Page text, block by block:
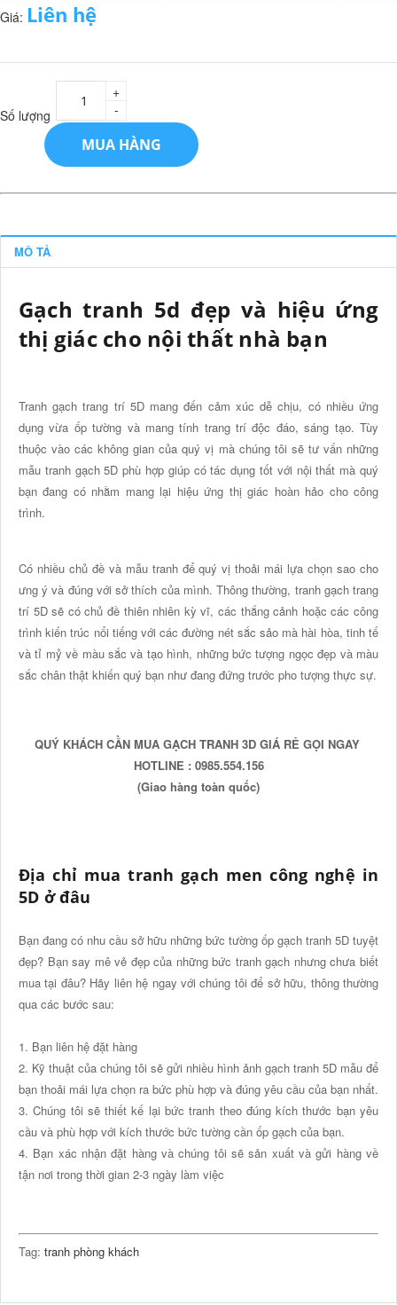
Giá: Liên hệ
Số lượng -
+
MUA HÀNG
MÔ TẢ
Gạch tranh 5d đẹp và hiệu ứng
thị giác cho nội thất nhà bạn
Tranh gạch trang trí 5D mang đến cảm xúc dễ chịu, có nhiều ứng
dụng vừa ốp tường và mang tính trang trí độc đáo, sáng tạo. Tùy
thuộc vào các không gian của quý vị mà chúng tôi sẽ tư vấn những
mẫu tranh gạch 5D phù hợp giúp có tác dụng tốt với nội thất mà quý
bạn đang có nhằm mang lại hiệu ứng thị giác hoàn hảo cho công
trình.
Có nhiều chủ đề và mẫu tranh để quý vị thoải mái lựa chọn sao cho
ưng ý và đúng với sở thích của mình. Thông thường, tranh gạch trang
trí 5D sẽ có chủ đề thiên nhiên kỳ vĩ, các thắng cảnh hoặc các công
trình kiến trúc nổi tiếng với các đường nét sắc sảo mà hài hòa, tinh tế
và tỉ mỷ về màu sắc và tạo hình, những bức tượng ngọc đẹp và màu
sắc chân thật khiến quý bạn như đang đứng trước pho tượng thực sự.
QUÝ KHÁCH CẦN MUA GẠCH TRANH 3D GIÁ RẺ GỌI NGAY
HOTLINE : 0985.554.156
(Giao hàng toàn quốc)
Địa chỉ mua tranh gạch men công nghệ in
5D ở đâu
Bạn đang có nhu cầu sở hữu những bức tường ốp gạch tranh 5D tuyệt
đẹp? Bạn say mê vẻ đẹp của những bức tranh gạch nhưng chưa biết
mua tại đâu? Hãy liên hệ ngay với chúng tôi để sở hữu, thông thường
qua các bước sau:
1. Bạn liên hệ đặt hàng
2. Kỹ thuật của chúng tôi sẽ gửi nhiều hình ảnh gạch tranh 5D mẫu để
bạn thoải mái lựa chọn ra bức phù hợp và đúng yêu cầu của bạn nhất.
3. Chúng tôi sẽ thiết kế lại bức tranh theo đúng kích thước bạn yêu
cầu và phù hợp với kích thước bức tường cần ốp gạch của bạn.
4. Bạn xác nhận đặt hàng và chúng tôi sẽ sản xuất và gửi hàng về
tận nơi trong thời gian 2-3 ngày làm việc
Tag: tranh phòng khách